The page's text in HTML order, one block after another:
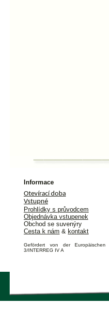
Informace
Otevírací doba
Vstupné
Prohlídky s průvodcem
Objednávka vstupenek
Obchod se suvenýry
Cesta k nám & kontakt
Gefördert von der
3/INTERREG IV A